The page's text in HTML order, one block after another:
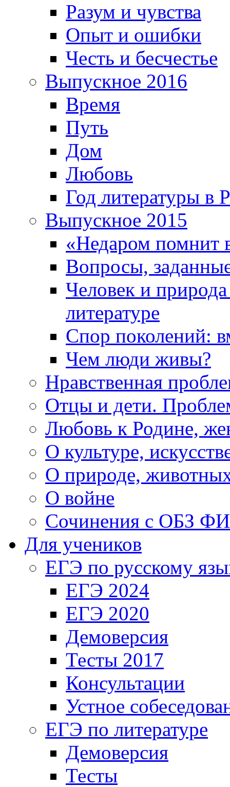
Разум и чувства
Опыт и ошибки
Честь и бесчестье
Выпускное 2016
Время
Путь
Дом
Любовь
Год литературы в
Выпускное 2015
«Недаром помнит
Вопросы,
Человек и
литературе
Спор поколений:
Чем люди живы?
Нравственная
Отцы и дети.
Любовь к Родине,
О культуре,
О природе,
О войне
Сочинения с ОБЗ
Для учеников
ЕГЭ по русскому
ЕГЭ 2024
ЕГЭ 2020
Демоверсия
Тесты 2017
Консультации
Устное
ЕГЭ по литературе
Демоверсия
Тесты